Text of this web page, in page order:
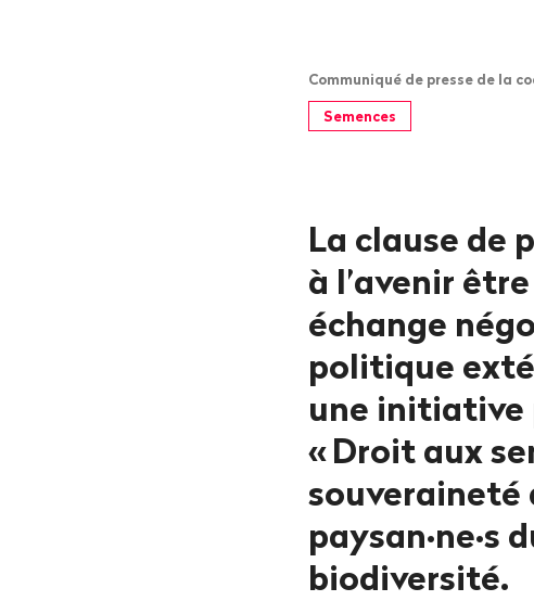
Communiqué de presse de la
Semences
La clause de
à l’avenir
échange
politique
une initiative
«Droit aux
souveraineté
paysan·ne·s
biodiversité.